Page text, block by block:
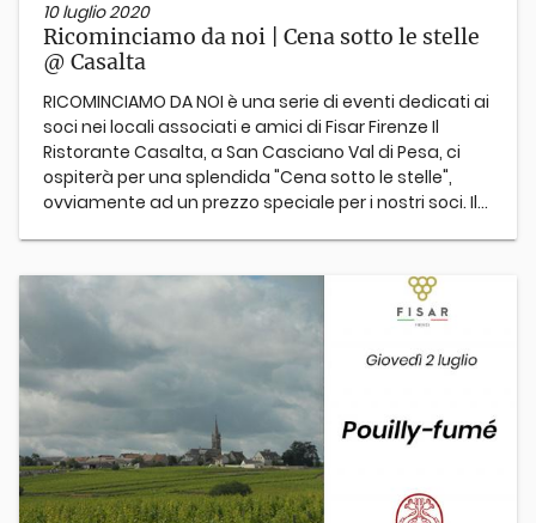
10 luglio 2020
Ricominciamo da noi | Cena sotto le stelle
@ Casalta
RICOMINCIAMO DA NOI è una serie di eventi dedicati ai
soci nei locali associati e amici di Fisar Firenze Il
Ristorante Casalta, a San Casciano Val di Pesa, ci
ospiterà per una splendida "Cena sotto le stelle",
ovviamente ad un prezzo speciale per i nostri soci. Il...